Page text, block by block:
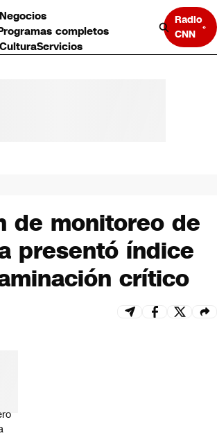
Negocios
completos
CulturaServicios
Radio
CNN
de monitoreo de
presentó índice
crítico